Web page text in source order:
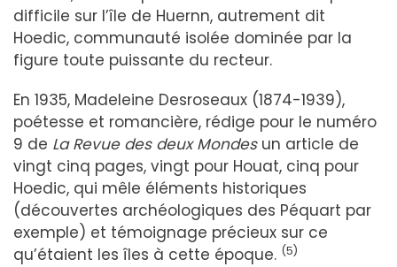
difficile sur l’île de Huernn, autrement dit
Hoedic, communauté isolée dominée par la
figure toute puissante du recteur.
En 1935, Madeleine Desroseaux (1874-1939),
poétesse et romancière, rédige pour le numéro
9 de La Revue des deux Mondesun article de
vingt cinq pages, vingt pour Houat, cinq pour
Hoedic, qui mêle éléments historiques
(découvertes archéologiques des Péquart par
exemple) et témoignage précieux sur ce
qu’étaient les îles à cette époque. (5)